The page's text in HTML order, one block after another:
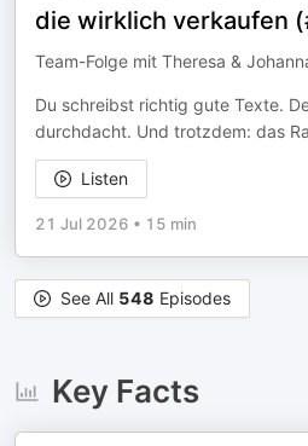
die wirklich verkaufen
Team-Folge mit Theresa &
Du schreibst richtig gute Texte.
durchdacht. Und trotzdem: das
Listen
21 Jul 2026 • 15 min
See All 548 Episodes
Key Facts